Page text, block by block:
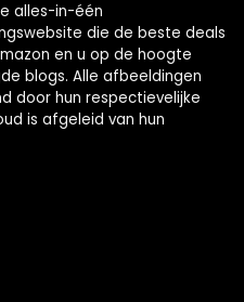
alles-in-één
die de beste deals
en u op de hoogte
blogs. Alle afbeeldingen
door hun respectievelijke
is afgeleid van hun